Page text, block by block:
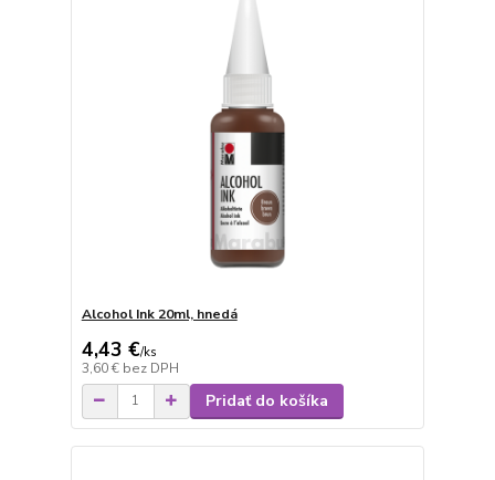
Alcohol Ink 20ml, hnedá
4,43 €/ks
3,60 € bez DPH
Pridať do košíka